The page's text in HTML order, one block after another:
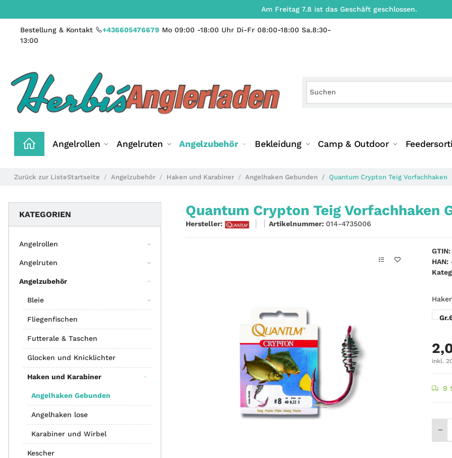
Am Freitag 7.8 ist das Geschäft geschlossen.
Bestellung & Kontakt +436605476679 Mo 09:00 -18:00 Uhr Di-Fr 08:00-18:00 Sa.8:30-
13:00
Angelrollen Angelruten Angelzubehör Bekleidung Camp & Outdoor
Zurück zur ListeStartseite Angelzubehör Haken und Karabiner Angelhaken Gebunden Quantum Crypton Teig Vorfachhaken
Quantum Crypton Teig Vorfachhaken
Hersteller: Artikelnummer: 014-4735006
GTIN:
HAN:
inkl.
9
KATEGORIEN
Angelrollen
Angelruten
Angelzubehör
Bleie
Fliegenfischen
Futterale & Taschen
Glocken und Knicklichter
Haken und Karabiner
Angelhaken Gebunden
Angelhaken lose
Karabiner und Wirbel
Kescher